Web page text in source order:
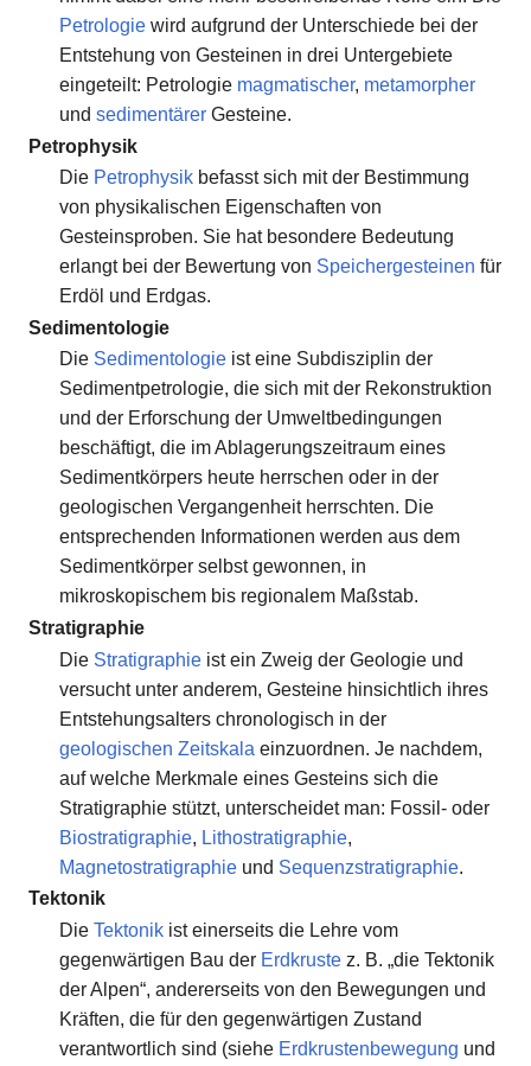
Petrologiewird aufgrund der Unterschiede bei der
Entstehung von Gesteinen in drei Untergebiete
eingeteilt: Petrologie magmatischer, metamorpher
und sedimentärerGesteine.
Petrophysik
Die Petrophysikbefasst sich mit der Bestimmung
von physikalischen Eigenschaften von
Gesteinsproben. Sie hat besondere Bedeutung
erlangt bei der Bewertung von Speichergesteinen für
Erdöl und Erdgas.
Sedimentologie
Die Sedimentologieist eine Subdisziplin der
Sedimentpetrologie, die sich mit der Rekonstruktion
und der Erforschung der Umweltbedingungen
beschäftigt, die im Ablagerungszeitraum eines
Sedimentkörpers heute herrschen oder in der
geologischen Vergangenheit herrschten. Die
entsprechenden Informationen werden aus dem
Sedimentkörper selbst gewonnen, in
mikroskopischem bis regionalem Maßstab.
Stratigraphie
Die Stratigraphieist ein Zweig der Geologie und
versucht unter anderem, Gesteine hinsichtlich ihres
Entstehungsalters chronologisch in der
geologischen Zeitskala einzuordnen. Je nachdem,
auf welche Merkmale eines Gesteins sich die
Stratigraphie stützt, unterscheidet man: Fossil- oder
Biostratigraphie, Lithostratigraphie,
Magnetostratigraphieund Sequenzstratigraphie.
Tektonik
Die Tektonikist einerseits die Lehre vom
gegenwärtigen Bau der Erdkrustez. B. „die Tektonik
der Alpen“, andererseits von den Bewegungen und
Kräften, die für den gegenwärtigen Zustand
verantwortlich sind (siehe Erdkrustenbewegung und